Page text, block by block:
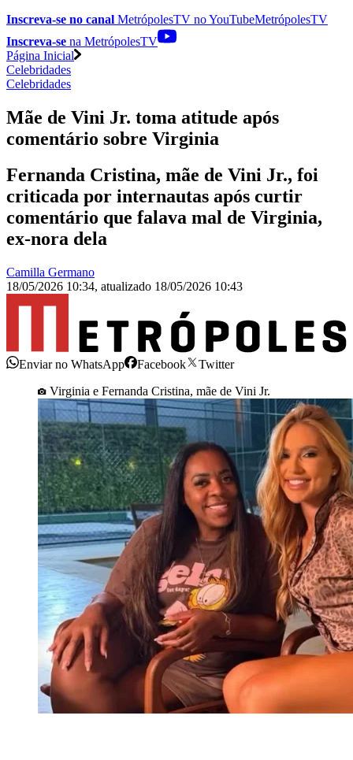
Inscreva-se no canal MetrópolesTV noYouTubeMetrópolesTV
Inscreva-se na MetrópolesTV
Página Inicial
Celebridades
Celebridades
Mãe de Vini Jr. toma atitude após
comentário sobre Virginia
Fernanda Cristina, mãe de Vini Jr., foi
criticada por internautas após curtir
comentário que falava mal de Virginia,
ex-nora dela
Camilla Germano
18/05/2026 10:34, atualizado 18/05/2026 10:43
Enviar no WhatsApp Facebook
Twitter
Virginia e Fernanda Cristina, mãe de Vini Jr.